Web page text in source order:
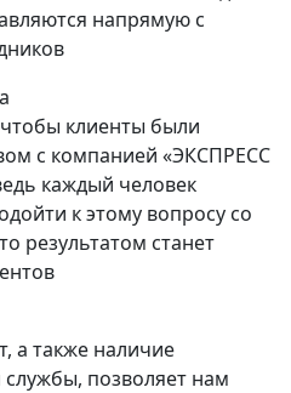
напрямую с
клиенты были
с компанией «ЭКСПРЕСС
каждый человек
к этому вопросу со
результатом станет
а также наличие
службы, позволяет нам